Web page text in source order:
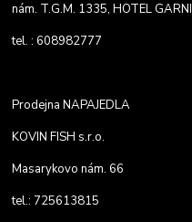
nám. T.G.M. 1335, HOTEL GARNI
tel. : 608982777
Prodejna NAPAJEDLA
KOVIN FISH s.r.o.
Masarykovo nám. 66
tel.: 725613815